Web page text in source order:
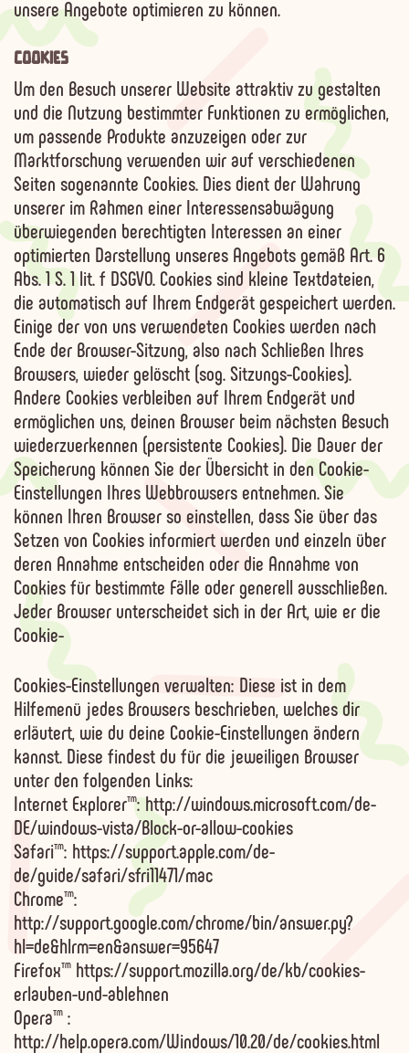
unsere Angebote optimieren zu können.
COOKIES
Um den Besuch unserer Website attraktiv zu gestalten
und die Nutzung bestimmter Funktionen zu ermöglichen,
um passende Produkte anzuzeigen oder zur
Marktforschung verwenden wir auf verschiedenen
Seiten sogenannte Cookies. Dies dient der Wahrung
unserer im Rahmen einer Interessensabwägung
überwiegenden berechtigten Interessen an einer
optimierten Darstellung unseres Angebots gemäß Art. 6
Abs. 1 S. 1 lit. f DSGVO. Cookies sind kleine Textdateien,
die automatisch auf Ihrem Endgerät gespeichert werden.
Einige der von uns verwendeten Cookies werden nach
Ende der Browser-Sitzung, also nach Schließen Ihres
Browsers, wieder gelöscht (sog. Sitzungs-Cookies).
Andere Cookies verbleiben auf Ihrem Endgerät und
ermöglichen uns, deinen Browser beim nächsten Besuch
wiederzuerkennen (persistente Cookies). Die Dauer der
Speicherung können Sie der Übersicht in den Cookie-
Einstellungen Ihres Webbrowsers entnehmen. Sie
können Ihren Browser so einstellen, dass Sie über das
Setzen von Cookies informiert werden und einzeln über
deren Annahme entscheiden oder die Annahme von
Cookies für bestimmte Fälle oder generell ausschließen.
Jeder Browser unterscheidet sich in der Art, wie er die
Cookie-
Cookies-Einstellungen verwalten: Diese ist in dem
Hilfemenü jedes Browsers beschrieben, welches dir
erläutert, wie du deine Cookie-Einstellungen ändern
kannst. Diese findest du für die jeweiligen Browser
unter den folgenden Links:
Internet Explorer™: http://windows.microsoft.com/de-
DE/windows-vista/Block-or-allow-cookies
Safari™: https://support.apple.com/de-
de/guide/safari/sfri11471/mac
Chrome™:
http://support.google.com/chrome/bin/answer.py?
hl=de&hlrm=en&answer=95647
Firefox™ https://support.mozilla.org/de/kb/cookies-
erlauben-und-ablehnen
Opera™ :
http://help.opera.com/Windows/10.20/de/cookies.html